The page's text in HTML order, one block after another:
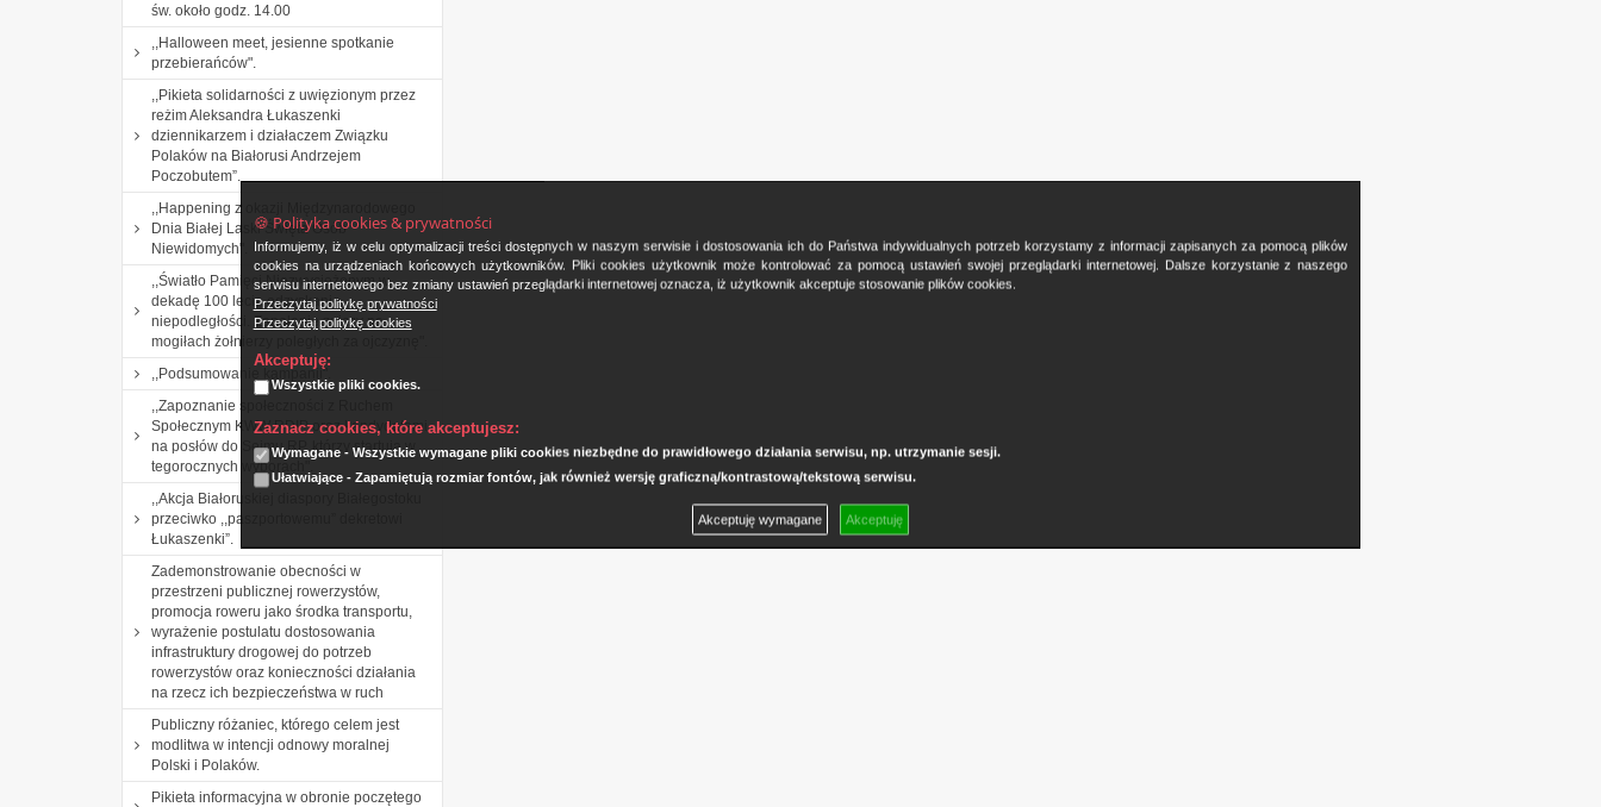
🍪 Polityka cookies & prywatności
Informujemy, iż w celu optymalizacji treści dostępnych w naszym serwisie i dostosowania ich do Państwa indywidualnych potrzeb korzystamy z informacji zapisanych za pomocą plików
cookies na urządzeniach końcowych użytkowników. Pliki cookies użytkownik może kontrolować za pomocą ustawień swojej przeglądarki internetowej. Dalsze korzystanie z naszego
serwisu internetowego bez zmiany ustawień przeglądarki internetowej oznacza, iż użytkownik akceptuje stosowanie plików cookies.
Przeczytaj politykę prywatności
Przeczytaj politykę cookies
Akceptuję:
Wszystkie pliki cookies.
Zaznacz cookies, które akceptujesz:
Wymagane - Wszystkie wymagane pliki cookies niezbędne do prawidłowego działania serwisu, np. utrzymanie sesji.
Ułatwiające - Zapamiętują rozmiar fontów, jak również wersję graficzną/kontrastową/tekstową serwisu.
Akceptuję wymagane Akceptuję
św. około godz. 14.00
,,Halloween meet, jesienne spotkanie
przebierańców".
,,Pikieta solidarności z uwięzionym przez
reżim Aleksandra Łukaszenki
dziennikarzem i działaczem Związku
Polaków na Białorusi Andrzejem
Poczobutem”.
,,Happening z okazji Międzynarodowego
Dnia Białej Laski Święta Osób
Niewidomych".
,,Światło Pamięci Niezwyciężonym w
dekadę 100 lecia odzyskania
niepodległości. Zapalenie zniczy na
mogiłach żołnierzy poległych za ojczyznę".
,,Podsumowanie kampanii".
,,Zapoznanie społeczności z Ruchem
Społecznym KWW RDIP oraz kandydatami
na posłów do Sejmu RP, którzy startują w
tegorocznych wyborach".
,,Akcja Białoruskiej diaspory Białegostoku
przeciwko ,,paszportowemu” dekretowi
Łukaszenki”.
Zademonstrowanie obecności w
przestrzeni publicznej rowerzystów,
promocja roweru jako środka transportu,
wyrażenie postulatu dostosowania
infrastruktury drogowej do potrzeb
rowerzystów oraz konieczności działania
na rzecz ich bezpieczeństwa w ruch
Publiczny różaniec, którego celem jest
modlitwa w intencji odnowy moralnej
Polski i Polaków.
Pikieta informacyjna w obronie poczętego